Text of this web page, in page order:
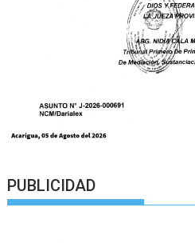
PUBLICIDAD